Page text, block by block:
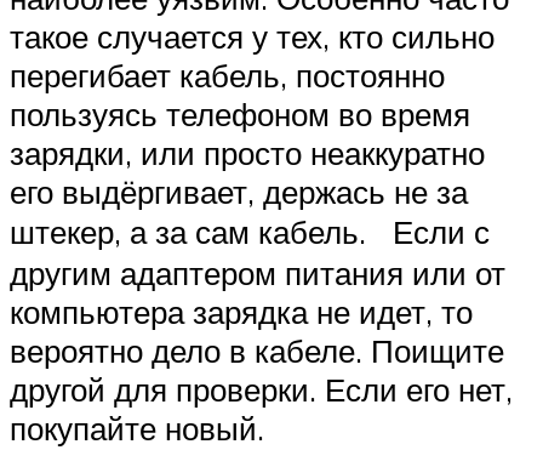
такое случается у тех, кто сильно
перегибает кабель, постоянно
пользуясь телефоном во время
зарядки, или просто неаккуратно
его выдёргивает, держась не за
штекер, а за сам кабель. Если с
другим адаптером питания или от
компьютера зарядка не идет, то
вероятно дело в кабеле. Поищите
другой для проверки. Если его нет,
покупайте новый.